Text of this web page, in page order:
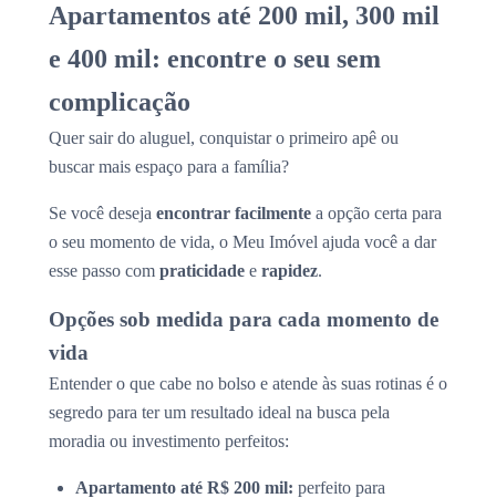
Apartamentos até 200 mil, 300 mil
e 400 mil: encontre o seu sem
complicação
Quer sair do aluguel, conquistar o primeiro apê ou
buscar mais espaço para a família?
Se você deseja encontrar facilmente a opção certa para
o seu momento de vida, o Meu Imóvel ajuda você a dar
esse passo com praticidade e rapidez.
Opções sob medida para cada momento de
vida
Entender o que cabe no bolso e atende às suas rotinas é o
segredo para ter um resultado ideal na busca pela
moradia ou investimento perfeitos:
Apartamento até R$ 200 mil: perfeito para